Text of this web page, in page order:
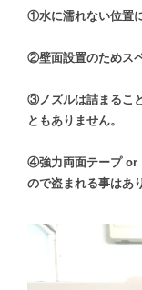
①水に濡れない位置
②壁面設置のためス
③ノズルは詰まるこ
ともありません。
④強力両面テープ or
ので盗まれる事はあ